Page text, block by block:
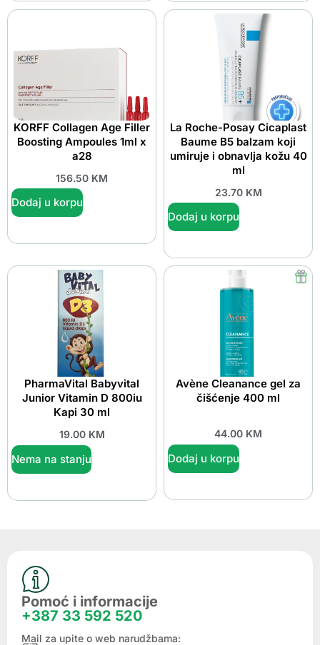
KORFF Collagen Age Filler
Boosting Ampoules 1ml x
a28
156.50 KM
Dodaj u korpu
La Roche-Posay Cicaplast
Baume B5 balzam koji
umiruje i obnavlja kožu 40
ml
23.70 KM
Dodaj u korpu
PharmaVital Babyvital
Junior Vitamin D 800iu
Kapi 30 ml
19.00 KM
Nema na stanju
Avène Cleanance gel za
čišćenje 400 ml
44.00 KM
Dodaj u korpu
Pomoć i informacije
+387 33 592 520
Mail za upite o web narudžbama: